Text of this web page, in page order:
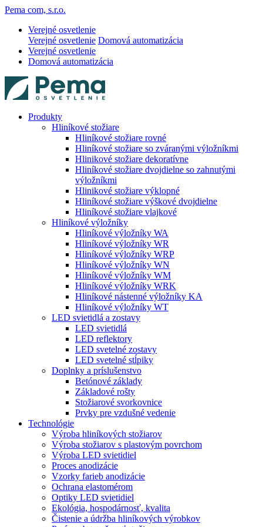
Pema com, s.r.o.
Verejné osvetlenie
Verejné osvetlenie Domová automatizácia
Verejné osvetlenie
Domová automatizácia
Produkty
Hliníkové stožiare
Hliníkové stožiare rovné
Hliníkové stožiare so zváranými výložníkmi
Hlinikové stožiare dekoratívne
Hliníkové stožiare dvojdielne so zahnutými
výložníkmi
Hlinikové stožiare výklopné
Hliníkové stožiare výškové dvojdielne
Hliníkové stožiare vlajkové
Hliníkové výložníky
Hliníkové výložníky WA
Hliníkové výložníky WR
Hliníkové výložníky WRP
Hliníkové výložníky WN
Hliníkové výložníky WM
Hliníkové výložníky WRK
Hliníkové nástenné výložníky KA
Hliníkové výložníky WT
LED svietidlá a zostavy
LED svietidlá
LED reflektory
LED svetelné zostavy
LED svetelné stĺpiky
Doplnky a príslušenstvo
Betónové základy
Základové rošty
Stožiarové svorkovnice
Prvky pre vzdušné vedenie
Technológie
Výroba hliníkových stožiarov
Výroba stožiarov s plastovým povrchom
Výroba LED svietidiel
Proces anodizácie
Vzorky farieb anodizácie
Ochrana elastomérom
Optiky LED svietidiel
Ekológia, hospodárnosť, kvalita
Čistenie a údržba hliníkových výrobkov